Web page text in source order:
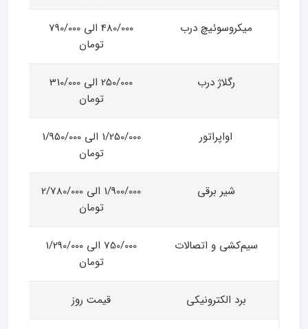
میکروسوئیچ درب
480/000 الی 790/000
تومان
رگلاژ درب
250/000 الی 310/000
تومان
اواپراتور
1/250/000 الی 1/950/000
تومان
شیر برقی
1/900/000 الی 2/780/000
تومان
سیم‌کشی و اتصالات
750/000 الی 1/290/000
تومان
برد الکترونیکی قیمت روز